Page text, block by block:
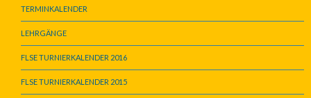
TERMINKALENDER
LEHRGÄNGE
FLSE TURNIERKALENDER 2016
FLSE TURNIERKALENDER 2015